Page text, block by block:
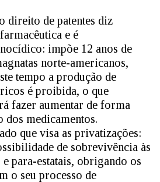
direito de patentes diz
e é
impõe 12 anos de
norte-americanos,
tempo a produção de
é proibida, o que
fazer aumentar de forma
medicamentos.
que visa as privatizações:
de sobrevivência às
e para-estatais, obrigando os
o seu processo de